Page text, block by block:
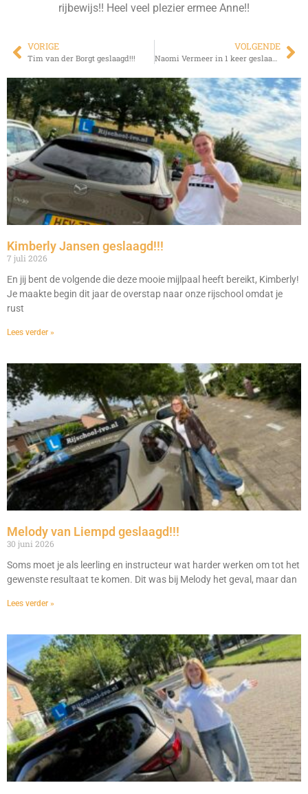
rijbewijs!! Heel veel plezier ermee Anne!!
VORIGE
Tim van der Borgt geslaagd!!!
VOLGENDE
Naomi Vermeer in 1 keer geslaagd!!!
Kimberly Jansen geslaagd!!!
7 juli 2026
En jij bent de volgende die deze mooie mijlpaal heeft bereikt, Kimberly!
Je maakte begin dit jaar de overstap naar onze rijschool omdat je
rust
Lees verder »
Melody van Liempd geslaagd!!!
30 juni 2026
Soms moet je als leerling en instructeur wat harder werken om tot het
gewenste resultaat te komen. Dit was bij Melody het geval, maar dan
Lees verder »